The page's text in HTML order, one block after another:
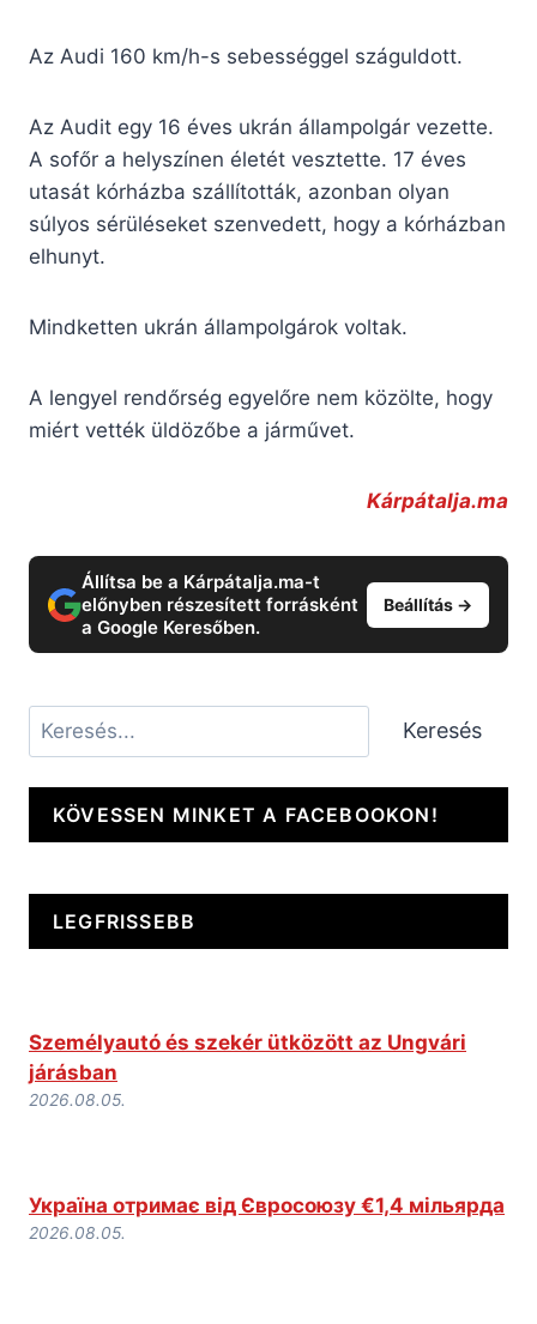
Az Audi 160 km/h-s sebességgel száguldott.
Az Audit egy 16 éves ukrán állampolgár vezette.
A sofőr a helyszínen életét vesztette. 17 éves
utasát kórházba szállították, azonban olyan
súlyos sérüléseket szenvedett, hogy a kórházban
elhunyt.
Mindketten ukrán állampolgárok voltak.
A lengyel rendőrség egyelőre nem közölte, hogy
miért vették üldözőbe a járművet.
Kárpátalja.ma
Állítsa be a Kárpátalja.ma-t
előnyben részesített forrásként
a Google Keresőben.
Beállítás →
Keresés Keresés
KÖVESSEN MINKET A FACEBOOKON!
LEGFRISSEBB
Személyautó és szekér ütközött az Ungvári
járásban
2026.08.05.
Україна отримає від Євросоюзу €1,4 мільярда
2026.08.05.